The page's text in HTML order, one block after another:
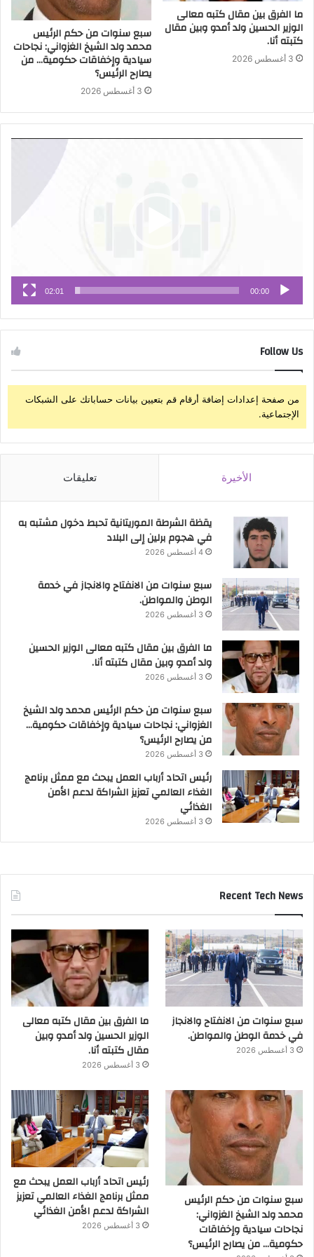
ما الفرق بين مقال كتبه معالى
الوزير الحسين ولد أمدو وبين مقال
كتبته أنا.
3 أغسطس 2026
سبع سنوات من حكم الرئيس
محمد ولد الشيخ الغزواني: نجاحات
سيادية وإخفاقات حكومية… من
يصارح الرئيس؟
3 أغسطس 2026
00:00
02:01
Follow Us
من صفحة إعدادات إضافة أرقام قم بتعيين بيانات حساباتك على الشبكات
الإجتماعية.
الأخيرة تعليقات
يقظة الشرطة الموريتانية تحبط دخول مشتبه به
في هجوم برلين إلى البلاد
4 أغسطس 2026
سبع سنوات من الانفتاح والانجاز في خدمة
الوطن والمواطن.
3 أغسطس 2026
ما الفرق بين مقال كتبه معالى الوزير الحسين
ولد أمدو وبين مقال كتبته أنا.
3 أغسطس 2026
سبع سنوات من حكم الرئيس محمد ولد الشيخ
الغزواني: نجاحات سيادية وإخفاقات حكومية…
من يصارح الرئيس؟
3 أغسطس 2026
رئيس اتحاد أرباب العمل يبحث مع ممثل برنامج
الغذاء العالمي تعزيز الشراكة لدعم الأمن
الغذائي
3 أغسطس 2026
Recent Tech News
سبع سنوات من الانفتاح والانجاز
في خدمة الوطن والمواطن.
3 أغسطس 2026
ما الفرق بين مقال كتبه معالى
الوزير الحسين ولد أمدو وبين
مقال كتبته أنا.
3 أغسطس 2026
سبع سنوات من حكم الرئيس
محمد ولد الشيخ الغزواني:
نجاحات سيادية وإخفاقات
حكومية… من يصارح الرئيس؟
رئيس اتحاد أرباب العمل يبحث مع
ممثل برنامج الغذاء العالمي تعزيز
الشراكة لدعم الأمن الغذائي
3 أغسطس 2026